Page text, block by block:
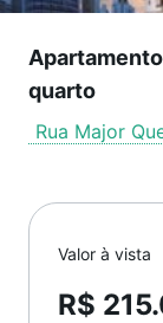
quarto
Rua Major
Valor à vista
R$